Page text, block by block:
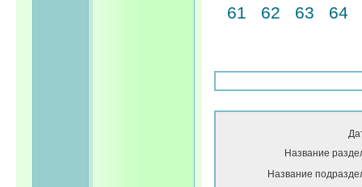
61 62 63 64
Название
Название